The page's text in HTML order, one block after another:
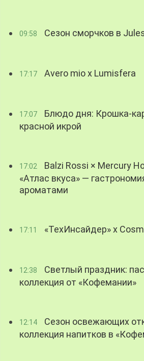
09:58 Сезон сморчков в
17:17 Avero mio x Lumisfera
17:07
Блюдо дня: Крошка-
красной икрой
17:02
Balzi Rossi × Mercury
«Атлас вкуса» —
ароматами
17:11 «ТехИнсайдер» х
12:38
Светлый праздник:
коллекция от «Кофемании»
12:14
Сезон освежающих
коллекция напитков в